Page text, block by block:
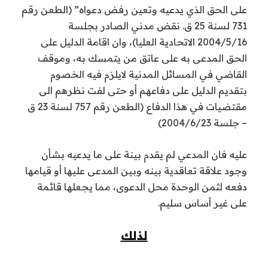
على الحق الذي يدعيه وتعين رفض دعواه” (الطعن رقم
731 لسنة 25 ق. نقض مدني الصادر بجلسة
2004/5/16 الاتحادية العليا)، وان اقامة الدليل على
الحق المدعى به على عاتق من يتمسك به، وموقف
القاضي في المسائل المدنية لايلزم فيه الخصوم
بتقديم الدليل على دفاعهم أو حتى لفت نظرهم الى
مقتضيات في هذا الدفاع (الطعن رقم 757 لسنة 23 ق
– جلسة 2004/6/23)
عليه فان المدعي لم يقدم بينة على ما يدعيه بشأن
وجود علاقة تعاقدية بينه وبين المدعى عليها أو قيامها
دفعه لثمن الوحدة محل الدعوى، مما يجعلها قائمة
على غير أساس سليم.
لذلك